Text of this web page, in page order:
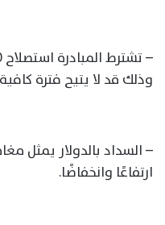
وذلك قد لا يتيح فترة
– السداد بالدولار يمثل
ارتفاعًا وانخفاضًا.